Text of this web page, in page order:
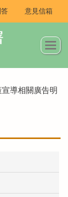
意見信箱
導相關廣告明